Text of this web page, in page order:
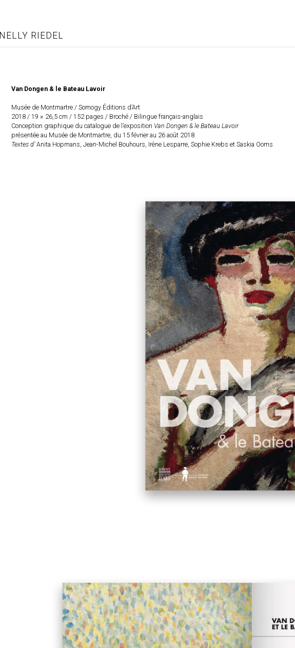
NELLY RIEDEL
Van Dongen & le Bateau Lavoir
Musée de Montmartre / Somogy Éditions d’Art
2018 / 19 × 26,5 cm / 152 pages / Broché / Bilingue français-anglais
Conception graphique du catalogue de l’exposition Van Dongen & le Bateau Lavoir
présentée au Musée de Montmartre, du 15 février au 26 août 2018
Textes d’Anita Hopmans, Jean-Michel Bouhours, Irène Lesparre, Sophie Krebs et Saskia Ooms